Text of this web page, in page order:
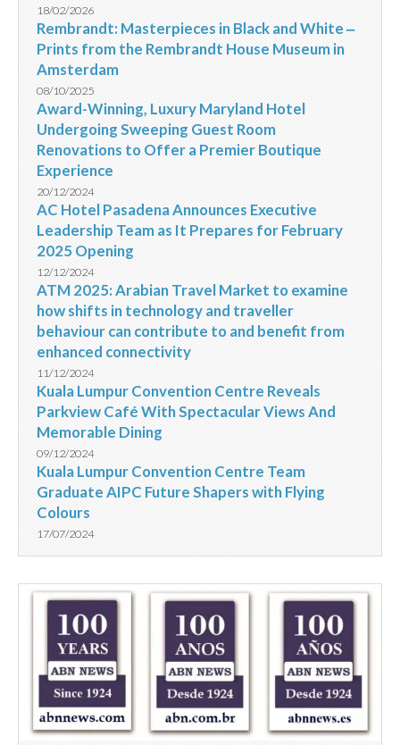
18/02/2026
Rembrandt: Masterpieces in Black and White ‒
Prints from the Rembrandt House Museum in
Amsterdam
08/10/2025
Award-Winning, Luxury Maryland Hotel
Undergoing Sweeping Guest Room
Renovations to Offer a Premier Boutique
Experience
20/12/2024
AC Hotel Pasadena Announces Executive
Leadership Team as It Prepares for February
2025 Opening
12/12/2024
ATM 2025: Arabian Travel Market to examine
how shifts in technology and traveller
behaviour can contribute to and benefit from
enhanced connectivity
11/12/2024
Kuala Lumpur Convention Centre Reveals
Parkview Café With Spectacular Views And
Memorable Dining
09/12/2024
Kuala Lumpur Convention Centre Team
Graduate AIPC Future Shapers with Flying
Colours
17/07/2024